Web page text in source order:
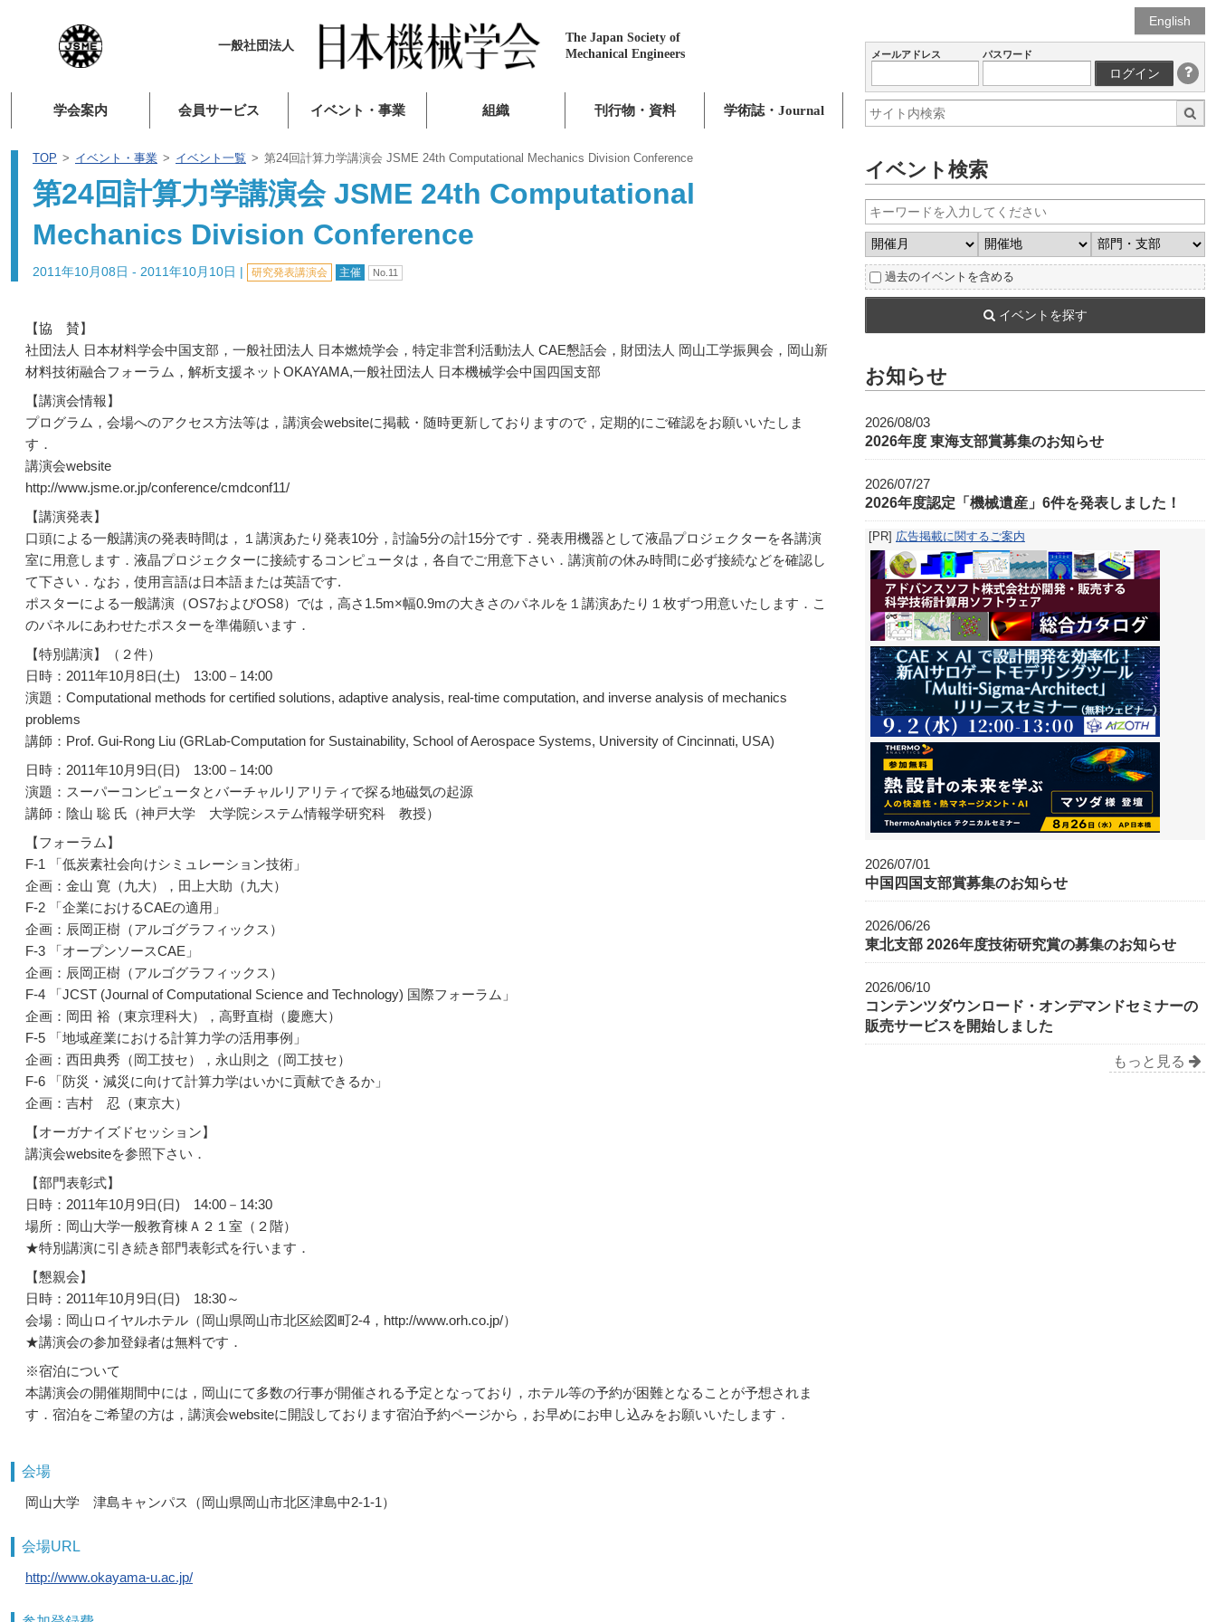
一般社団法人
The Japan Society of
Mechanical Engineers
学会案内 会員サービス イベント・事業 組織 刊行物・資料 学術誌・Journal
TOP イベント・事業 イベント一覧 第24回計算力学講演会 JSME 24th Computational Mechanics Division Conference
第24回計算力学講演会 JSME 24th Computational
Mechanics Division Conference
2011年10月08日 - 2011年10月10日 | 研究発表講演会 主催 No.11
【協 賛】
社団法人 日本材料学会中国支部，一般社団法人 日本燃焼学会，特定非営利活動法人 CAE懇話会，財団法人 岡山工学振興会，岡山新
材料技術融合フォーラム，解析支援ネットOKAYAMA,一般社団法人 日本機械学会中国四国支部
【講演会情報】
プログラム，会場へのアクセス方法等は，講演会websiteに掲載・随時更新しておりますので，定期的にご確認をお願いいたしま
す．
講演会website
http://www.jsme.or.jp/conference/cmdconf11/
【講演発表】
口頭による一般講演の発表時間は，１講演あたり発表10分，討論5分の計15分です．発表用機器として液晶プロジェクターを各講演
室に用意します．液晶プロジェクターに接続するコンピュータは，各自でご用意下さい．講演前の休み時間に必ず接続などを確認し
て下さい．なお，使用言語は日本語または英語です.
ポスターによる一般講演（OS7およびOS8）では，高さ1.5m×幅0.9mの大きさのパネルを１講演あたり１枚ずつ用意いたします．こ
のパネルにあわせたポスターを準備願います．
【特別講演】（２件）
日時：2011年10月8日(土) 13:00－14:00
演題：Computational methods for certified solutions, adaptive analysis, real-time computation, and inverse analysis of mechanics
problems
講師：Prof. Gui-Rong Liu (GRLab-Computation for Sustainability, School of Aerospace Systems, University of Cincinnati, USA)
日時：2011年10月9日(日) 13:00－14:00
演題：スーパーコンピュータとバーチャルリアリティで探る地磁気の起源
講師：陰山 聡 氏（神戸大学 大学院システム情報学研究科 教授）
【フォーラム】
F-1 「低炭素社会向けシミュレーション技術」
企画：金山 寛（九大），田上大助（九大）
F-2 「企業におけるCAEの適用」
企画：辰岡正樹（アルゴグラフィックス）
F-3 「オープンソースCAE」
企画：辰岡正樹（アルゴグラフィックス）
F-4 「JCST (Journal of Computational Science and Technology) 国際フォーラム」
企画：岡田 裕（東京理科大），高野直樹（慶應大）
F-5 「地域産業における計算力学の活用事例」
企画：西田典秀（岡工技セ），永山則之（岡工技セ）
F-6 「防災・減災に向けて計算力学はいかに貢献できるか」
企画：吉村 忍（東京大）
【オーガナイズドセッション】
講演会websiteを参照下さい．
【部門表彰式】
日時：2011年10月9日(日) 14:00－14:30
場所：岡山大学一般教育棟Ａ２１室（２階）
★特別講演に引き続き部門表彰式を行います．
【懇親会】
日時：2011年10月9日(日) 18:30～
会場：岡山ロイヤルホテル（岡山県岡山市北区絵図町2-4，http://www.orh.co.jp/）
★講演会の参加登録者は無料です．
※宿泊について
本講演会の開催期間中には，岡山にて多数の行事が開催される予定となっており，ホテル等の予約が困難となることが予想されま
す．宿泊をご希望の方は，講演会websiteに開設しております宿泊予約ページから，お早めにお申し込みをお願いいたします．
会場
岡山大学 津島キャンパス（岡山県岡山市北区津島中2-1-1）
会場URL
http://www.okayama-u.ac.jp/
English
メールアドレス パスワード
ログイン
イベント検索
過去のイベントを含める
イベントを探す
お知らせ
2026/08/03
2026年度 東海支部賞募集のお知らせ
2026/07/27
2026年度認定「機械遺産」6件を発表しました！
[PR] 広告掲載に関するご案内
2026/07/01
中国四国支部賞募集のお知らせ
2026/06/26
東北支部 2026年度技術研究賞の募集のお知らせ
2026/06/10
コンテンツダウンロード・オンデマンドセミナーの
販売サービスを開始しました
もっと見る